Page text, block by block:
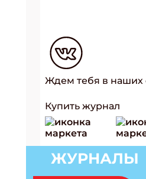
Ждем тебя в наших
Купить журнал
ЖУРНАЛЫ